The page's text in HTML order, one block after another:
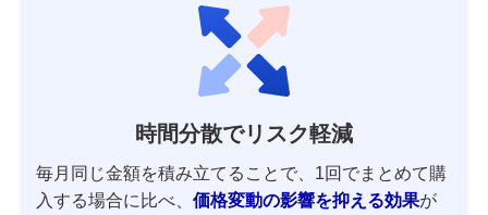
時間分散でリスク軽減
毎月同じ金額を積み立てることで、1回でまとめて購
入する場合に比べ、 価格変動の影響を抑える効果が